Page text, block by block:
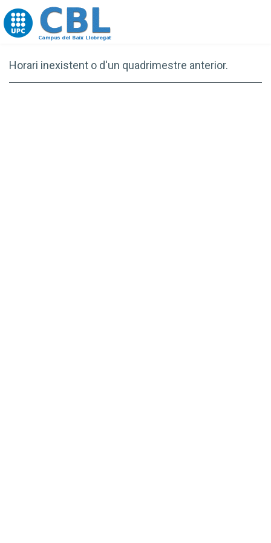
Go to upc.edu
Horari inexistent o d'un quadrimestre anterior.